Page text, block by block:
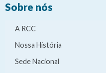
Sobre nós
A RCC
Nossa História
Sede Nacional